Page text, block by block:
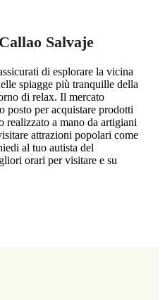
Salvaje
di esplorare la vicina
spiagge più tranquille della
di relax. Il mercato
posto per acquistare prodotti
realizzato a mano da artigiani
attrazioni popolari come
al tuo autista del
orari per visitare e su